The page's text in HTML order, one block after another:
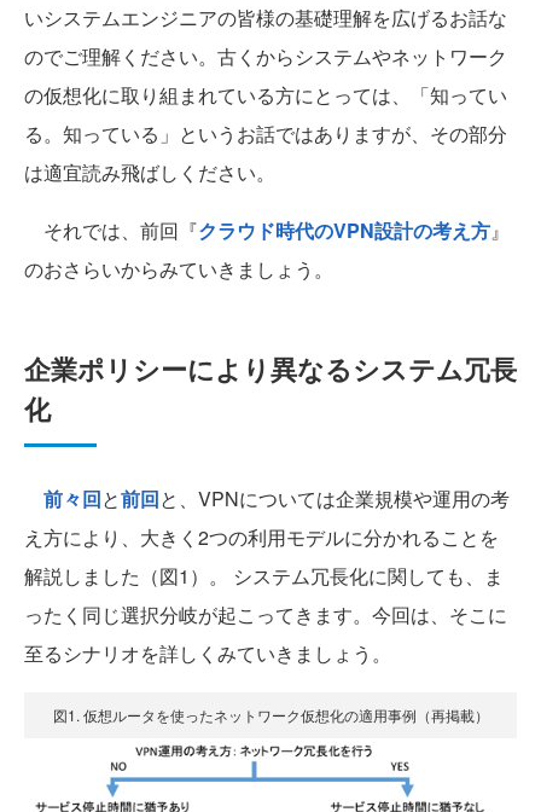
いシステムエンジニアの皆様の基礎理解を広げるお話な
のでご理解ください。古くからシステムやネットワーク
の仮想化に取り組まれている方にとっては、「知ってい
る。知っている」というお話ではありますが、その部分
は適宜読み飛ばしください。
それでは、前回『クラウド時代のVPN設計の考え方』
のおさらいからみていきましょう。
企業ポリシーにより異なるシステム冗長
化
前々回と前回と、VPNについては企業規模や運用の考
え方により、大きく2つの利用モデルに分かれることを
解説しました（図1）。 システム冗長化に関しても、ま
ったく同じ選択分岐が起こってきます。今回は、そこに
至るシナリオを詳しくみていきましょう。
図1. 仮想ルータを使ったネットワーク仮想化の適用事例（再掲載）